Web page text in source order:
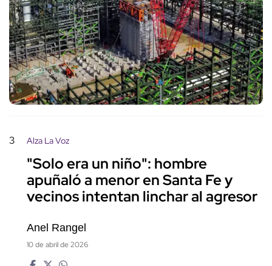
3 Alza La Voz
"Solo era un niño": hombre
apuñaló a menor en Santa Fe y
vecinos intentan linchar al agresor
Anel Rangel
10 de abril de 2026